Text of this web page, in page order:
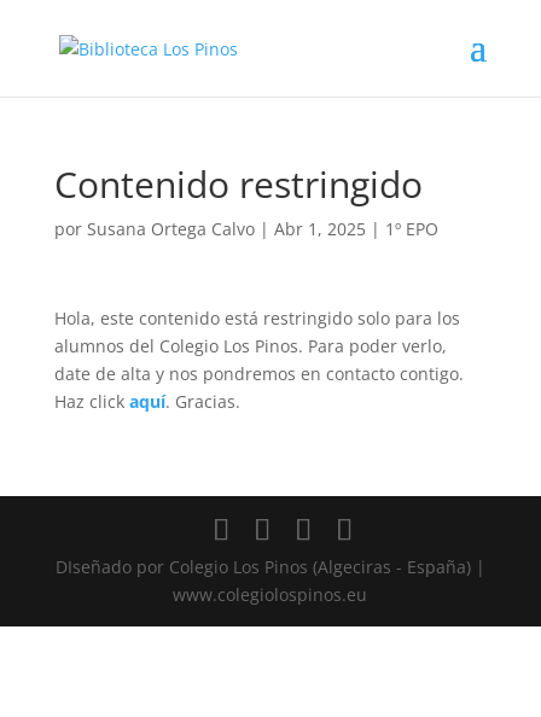
Contenido restringido
por Susana Ortega Calvo| Abr 1, 2025| 1º EPO
Hola, este contenido está restringido solo para los
alumnos del Colegio Los Pinos. Para poder verlo,
date de alta y nos pondremos en contacto contigo.
Haz click aquí. Gracias.
DIseñado por Colegio Los Pinos (Algeciras - España) |
www.colegiolospinos.eu